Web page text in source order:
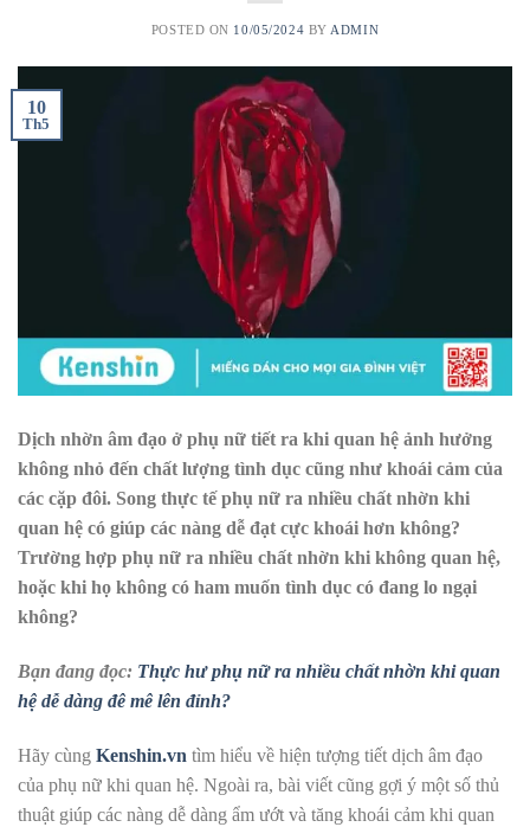
POSTED ON 10/05/2024 BY ADMIN
10
Th5
Dịch nhờn âm đạo ở phụ nữ tiết ra khi quan hệ ảnh hưởng
không nhỏ đến chất lượng tình dục cũng như khoái cảm của
các cặp đôi. Song thực tế phụ nữ ra nhiều chất nhờn khi
quan hệ có giúp các nàng dễ đạt cực khoái hơn không?
Trường hợp phụ nữ ra nhiều chất nhờn khi không quan hệ,
hoặc khi họ không có ham muốn tình dục có đang lo ngại
không?
Bạn đang đọc: Thực hư phụ nữ ra nhiều chất nhờn khi quan
hệ dễ dàng đê mê lên đỉnh?
Hãy cùng Kenshin.vn tìm hiểu về hiện tượng tiết dịch âm đạo
của phụ nữ khi quan hệ. Ngoài ra, bài viết cũng gợi ý một số thủ
thuật giúp các nàng dễ dàng ẩm ướt và tăng khoái cảm khi quan